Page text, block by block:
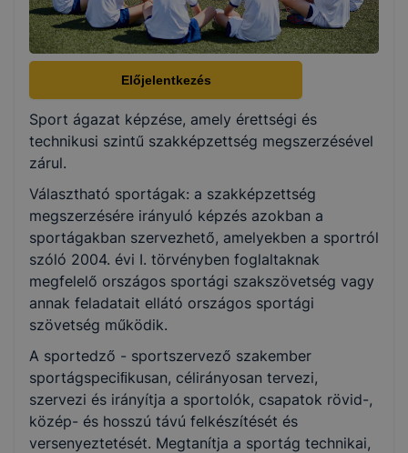
Választható szakmairányok:
Nem válaszható
KKK/PTT
KKK letöltése (pdf)
Okleveles technikusképzés
Nem
Előjelentkezés
Sport ágazat képzése, amely érettségi és
technikusi szintű szakképzettség megszerzésével
zárul.
Választható sportágak: a szakképzettség
megszerzésére irányuló képzés azokban a
sportágakban szervezhető, amelyekben a sportról
szóló 2004. évi I. törvényben foglaltaknak
megfelelő országos sportági szakszövetség vagy
annak feladatait ellátó országos sportági
szövetség működik.
A sportedző - sportszervező szakember
sportágspeciﬁkusan, célirányosan tervezi,
szervezi és irányítja a sportolók, csapatok rövid-,
közép- és hosszú távú felkészítését és
versenyeztetését. Megtanítja a sportág technikai,